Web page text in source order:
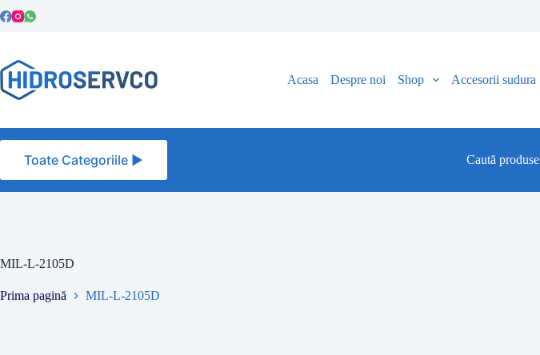
la
Acasa Despre noi Shop Accesorii sudura
Toate Categoriile ► Caută produse
MIL-L-2105D
Prima pagină MIL-L-2105D